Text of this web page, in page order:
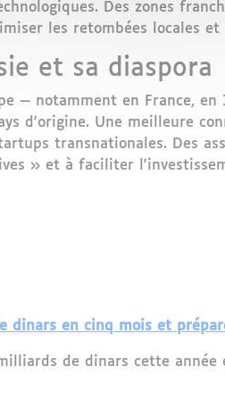
Des zones
les retombées locales
et sa diaspora
— notamment en France,
d'origine. Une meilleure
transnationales. Des
» et à faciliter
dinars en cinq mois et
de dinars cette